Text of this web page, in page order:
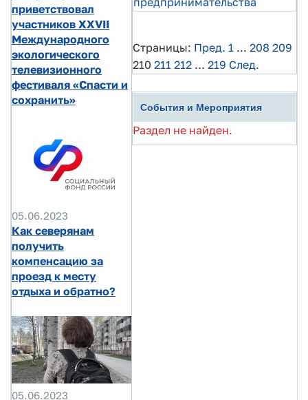
приветствовал
участников XXVII
Международного
экологического
телевизионного
фестиваля «Спасти и
сохранить»
05.06.2023
Как северянам
получить
компенсацию за
проезд к месту
отдыха и обратно?
05.06.2023
Страницы: Пред. 1 ... 208 209
210 211 212 ... 219 След.
События и Мероприятия
Раздел не найден.